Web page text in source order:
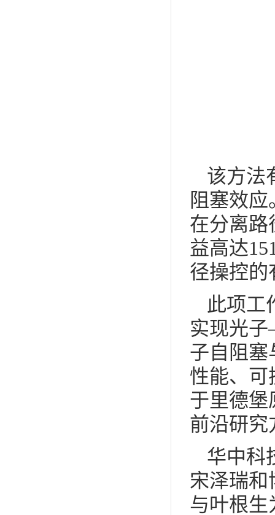
该方法
阻塞效
在分离路
益高达
径操控的
此项工
实现光
子自阻塞
性能、可
于里德堡
前沿研究
华中科
宋泽瑞和
与叶根生